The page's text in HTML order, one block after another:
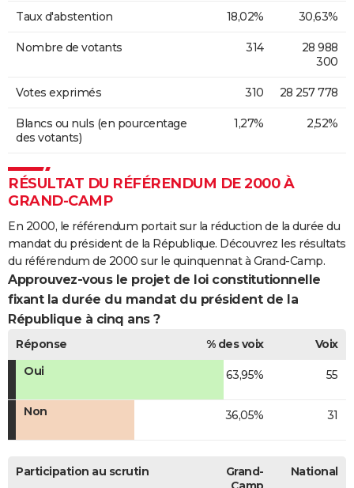
Taux d'abstention 18,02% 30,63%
Nombre de votants 314
28 988
300
Votes exprimés 310 28 257 778
Blancs ou nuls (en pourcentage
des votants)
1,27% 2,52%
RÉSULTAT DU RÉFÉRENDUM DE 2000 À
GRAND-CAMP
En 2000, le référendum portait sur la réduction de la durée du
mandat du président de la République. Découvrez les résultats
du référendum de 2000 sur le quinquennat à Grand-Camp.
Approuvez-vous le projet de loi constitutionnelle
fixant la durée du mandat du président de la
République à cinq ans ?
Réponse % des voix
Voix
Oui
63,95% 55
Non 36,05% 31
Participation au scrutin
Grand-
National